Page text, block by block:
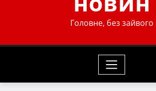
Головне, без зайвого